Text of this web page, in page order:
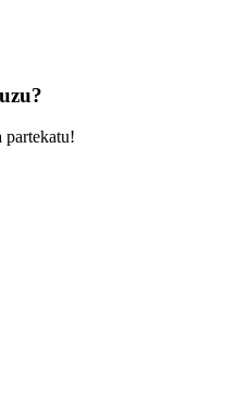
partekatu!